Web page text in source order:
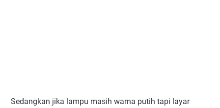
Sedangkan jika lampu masih warna putih tapi layar